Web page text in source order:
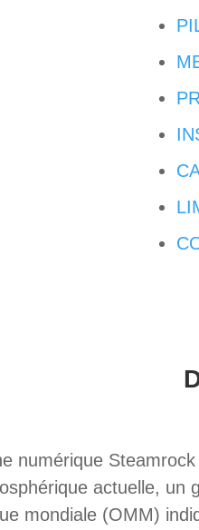
numérique
actuelle, un
mondiale (OMM)